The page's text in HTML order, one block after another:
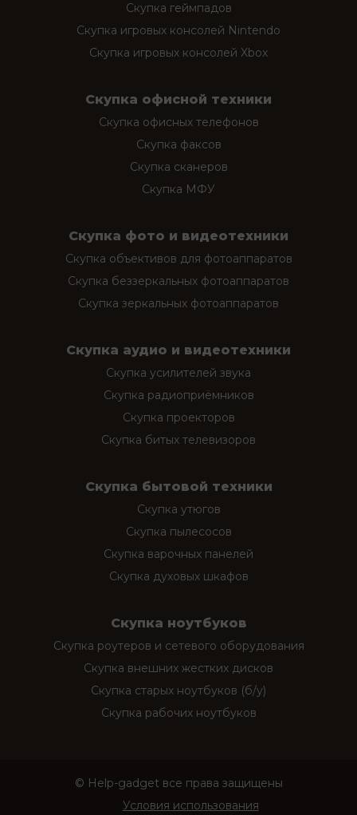
Скупка геймпадов
Скупка игровых консолей Nintendo
Скупка игровых консолей Xbox
Скупка офисной техники
Скупка офисных телефонов
Скупка факсов
Скупка сканеров
Скупка МФУ
Скупка фото и видеотехники
Скупка объективов для фотоаппаратов
Скупка беззеркальных фотоаппаратов
Скупка зеркальных фотоаппаратов
Скупка аудио и видеотехники
Скупка усилителей звука
Скупка радиоприёмников
Скупка проекторов
Скупка битых телевизоров
Скупка бытовой техники
Скупка утюгов
Скупка пылесосов
Скупка варочных панелей
Скупка духовых шкафов
Скупка ноутбуков
Скупка роутеров и сетевого оборудования
Скупка внешних жестких дисков
Скупка старых ноутбуков (б/у)
Скупка рабочих ноутбуков
© Help-gadget все права защищены
Условия использования